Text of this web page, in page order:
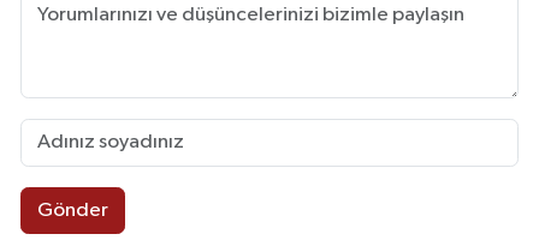
Gönder